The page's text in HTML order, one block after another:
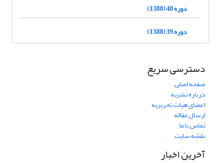
دوره 40 (1388)
دوره 39 (1388)
دسترسی سریع
صفحه اصلی
درباره نشریه
اعضای هیات تحریریه
ارسال مقاله
تماس با ما
نقشه سایت
آخرین اخبار